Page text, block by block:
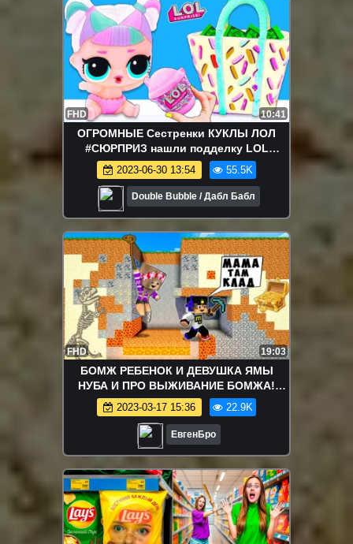
FHD 10:41
ОГРОМНЫЕ Сестренки КУКЛЫ ЛОЛ
#СЮРПРИЗ нашли подделку LOL
Surpise! Мультик для Детей
2023-06-30 13:54 55.5K
Double Bubble / Дабл Бабл
FHD 19:03
БОМЖ РЕБЕНОК И ДЕВУШКА ЯМЫ
НУБА И ПРО ВЫЖИВАНИЕ БОМЖА!
МАЙНКРАФТ В РЕАЛЬНОЙ ЖИЗНИ
ВИДЕО ТРОЛЛИНГ
2023-03-17 15:36 22.9K
ЕвгенБро